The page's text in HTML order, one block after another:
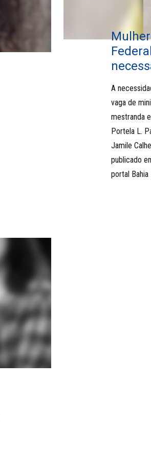
A
vaga de
mestranda
Portela L.
Jamile
publicado
portal Bahia